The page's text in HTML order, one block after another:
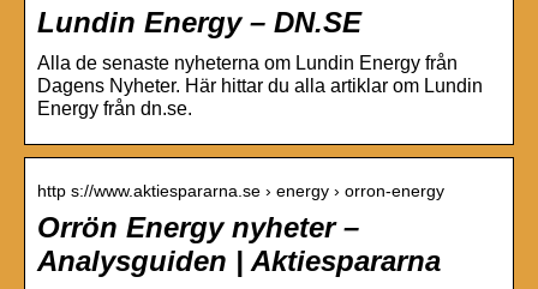
Lundin Energy – DN.SE
Alla de senaste nyheterna om Lundin Energy från
Dagens Nyheter. Här hittar du alla artiklar om Lundin
Energy från dn.se.
http s://www.aktiespararna.se › energy › orron-energy
Orrön Energy nyheter –
Analysguiden | Aktiespararna